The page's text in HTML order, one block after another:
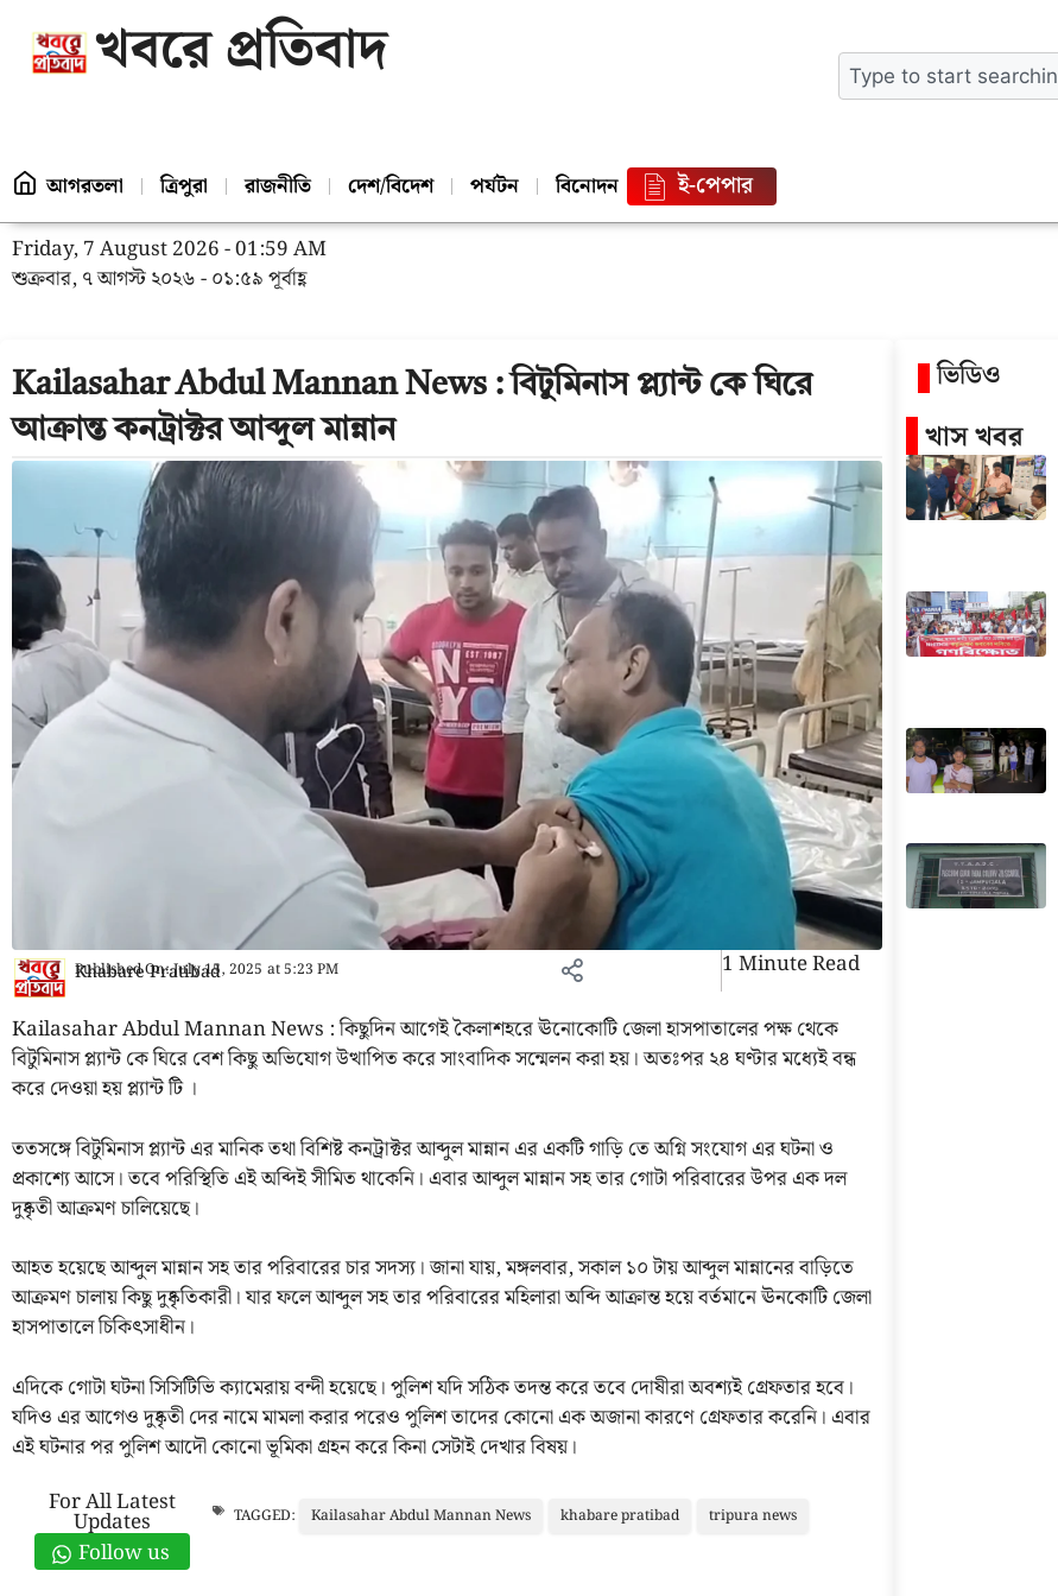
খবরে প্রতিবাদ
আগরতলা ত্রিপুরা রাজনীতি দেশ/বিদেশ পর্যটন বিনোদন ই-পেপার
Friday, 7 August 2026 - 01:59 AM
শুক্রবার, ৭ আগস্ট ২০২৬ - ০১:৫৯ পূর্বাহ্ণ
Kailasahar Abdul Mannan News : বিটুমিনাস প্ল্যান্ট কে ঘিরে
আক্রান্ত কনট্রাক্টর আব্দুল মান্নান
Khabare Pratibad
Published On:July 15, 2025 at5:23 PM
1 Minute Read
Kailasahar Abdul Mannan News : কিছুদিন আগেই কৈলাশহরে ঊনোকোটি জেলা হাসপাতালের পক্ষ থেকে
বিটুমিনাস প্ল্যান্ট কে ঘিরে বেশ কিছু অভিযোগ উত্থাপিত করে সাংবাদিক সন্মেলন করা হয়। অতঃপর ২৪ ঘণ্টার মধ্যেই বন্ধ
করে দেওয়া হয় প্ল্যান্ট টি ।
ততসঙ্গে বিটুমিনাস প্ল্যান্ট এর মানিক তথা বিশিষ্ট কনট্রাক্টর আব্দুল মান্নান এর একটি গাড়ি তে অগ্নি সংযোগ এর ঘটনা ও
প্রকাশ্যে আসে। তবে পরিস্থিতি এই অব্দিই সীমিত থাকেনি। এবার আব্দুল মান্নান সহ তার গোটা পরিবারের উপর এক দল
দুষ্কৃতী আক্রমণ চালিয়েছে।
আহত হয়েছে আব্দুল মান্নান সহ তার পরিবারের চার সদস্য। জানা যায়, মঙ্গলবার, সকাল ১০ টায় আব্দুল মান্নানের বাড়িতে
আক্রমণ চালায় কিছু দুষ্কৃতিকারী। যার ফলে আব্দুল সহ তার পরিবারের মহিলারা অব্দি আক্রান্ত হয়ে বর্তমানে ঊনকোটি জেলা
হাসপাতালে চিকিৎসাধীন।
এদিকে গোটা ঘটনা সিসিটিভি ক্যামেরায় বন্দী হয়েছে। পুলিশ যদি সঠিক তদন্ত করে তবে দোষীরা অবশ্যই গ্রেফতার হবে।
যদিও এর আগেও দুষ্কৃতী দের নামে মামলা করার পরেও পুলিশ তাদের কোনো এক অজানা কারণে গ্রেফতার করেনি। এবার
এই ঘটনার পর পুলিশ আদৌ কোনো ভূমিকা গ্রহন করে কিনা সেটাই দেখার বিষয়।
For All Latest
Updates
Follow us
TAGGED: Kailasahar Abdul Mannan News khabare pratibad tripura news
ভিডিও
খাস খবর